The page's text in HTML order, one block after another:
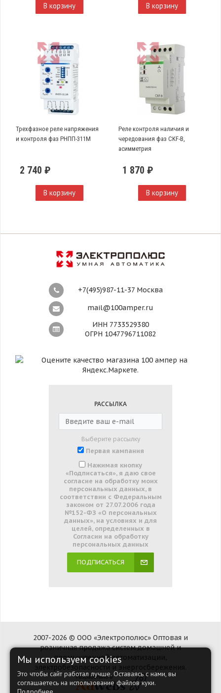
В корзину В корзину
Трехфазное реле напряжения
и контроля фаз РНПП-311M
2 740 ₽
В корзину
Реле контроля наличия и
чередования фаз CKF-B,
асимметрия
1 870 ₽
В корзину
+7(495)987-11-37 Москва
mail@100amper.ru
ИНН 7733529380
ОГРН 1047796711082
РАССЫЛКА
Выберите рассылку
Первая кампания
Нажимая кнопку
«Подписаться», я даю свое
согласие на обработку моих
персональных данных, в
соответствии с Федеральным
законом от 27.07.2006 года
№152-ФЗ «О персональных
данных», на условиях и для
целей, определенных в
Согласии на обработку
персональных данных
ПОДПИСАТЬСЯ
2007-2026 © ООО «Электрополюс» Оптовая и
розничная продажа систем домашней и
промышленной автоматизации,
электробезопасности и энергосбережения.
Мы используем cookies
Это чтобы сайт работал лучше. Оставаясь с нами, вы
соглашаетесь на использование файлов куки.